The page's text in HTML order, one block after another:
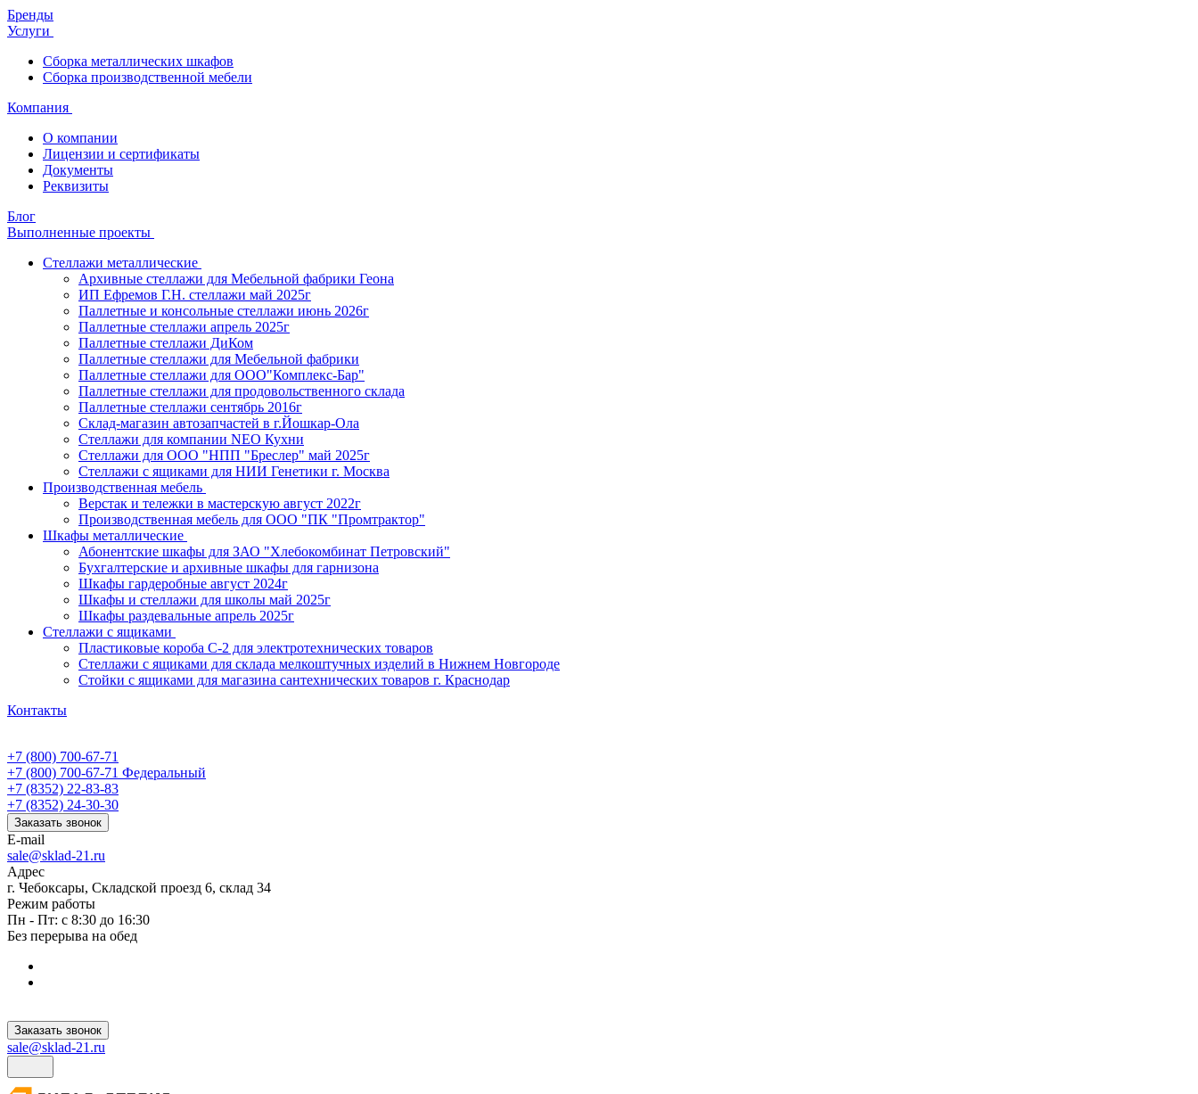
Бренды
Услуги
Сборка металлических шкафов
Сборка производственной мебели
Компания
О компании
Лицензии и сертификаты
Документы
Реквизиты
Блог
Выполненные проекты
Стеллажи металлические
Архивные стеллажи для Мебельной фабрики Геона
ИП Ефремов Г.Н. стеллажи май 2025г
Паллетные и консольные стеллажи июнь 2026г
Паллетные стеллажи апрель 2025г
Паллетные стеллажи ДиКом
Паллетные стеллажи для Мебельной фабрики
Паллетные стеллажи для ООО"Комплекс-Бар"
Паллетные стеллажи для продовольственного склада
Паллетные стеллажи сентябрь 2016г
Склад-магазин автозапчастей в г.Йошкар-Ола
Стеллажи для компании NEO Кухни
Стеллажи для ООО "НПП "Бреслер" май 2025г
Стеллажи с ящиками для НИИ Генетики г. Москва
Производственная мебель
Верстак и тележки в мастерскую август 2022г
Производственная мебель для ООО "ПК "Промтрактор"
Шкафы металлические
Абонентские шкафы для ЗАО "Хлебокомбинат Петровский"
Бухгалтерские и архивные шкафы для гарнизона
Шкафы гардеробные август 2024г
Шкафы и стеллажи для школы май 2025г
Шкафы раздевальные апрель 2025г
Стеллажи с ящиками
Пластиковые короба С-2 для электротехнических товаров
Стеллажи с ящиками для склада мелкоштучных изделий в Нижнем Новгороде
Стойки с ящиками для магазина сантехнических товаров г. Краснодар
Контакты
+7 (800) 700-67-71
+7 (800) 700-67-71 Федеральный
+7 (8352) 22-83-83
+7 (8352) 24-30-30
Заказать звонок
E-mail
sale@sklad-21.ru
Адрес
г. Чебоксары, Складской проезд 6, склад 34
Режим работы
Пн - Пт: с 8:30 до 16:30
Без перерыва на обед
Заказать звонок
sale@sklad-21.ru